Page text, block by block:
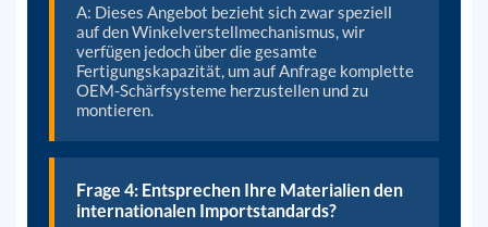
A: Dieses Angebot bezieht sich zwar speziell
auf den Winkelverstellmechanismus, wir
verfügen jedoch über die gesamte
Fertigungskapazität, um auf Anfrage komplette
OEM-Schärfsysteme herzustellen und zu
montieren.
Frage 4: Entsprechen Ihre Materialien den
internationalen Importstandards?